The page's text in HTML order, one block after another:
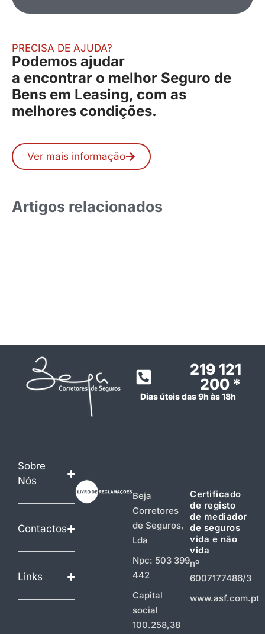
PRECISA DE AJUDA?
Podemos ajudar
a encontrar o melhor Seguro de
Bens em Leasing, com as
melhores condições.
Ver mais informação
Artigos relacionados
219 121
200 *
Dias úteis das 9h às 18h
Sobre
Nós
Contactos
Links
Beja
Corretores
de Seguros,
Lda
Npc: 503 399
442
Capital
social
100.258,38
Certificado
de registo
de mediador
de seguros
vida e não
vida
nº
6007177486/3
www.asf.com.pt